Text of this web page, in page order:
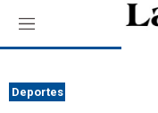
M
e
ú
Deportes